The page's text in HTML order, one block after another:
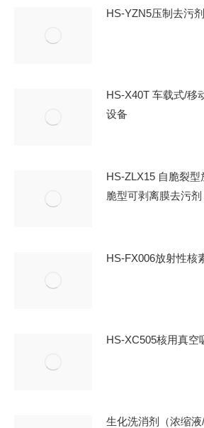
HS-YZN5压制去污
HS-X40T 车载式/移
设备
HS-ZLX15 自脆裂
脆型可剥离膜去污剂
HS-FX006放射性核
HS-XC505核用真空
生化洗消剂（浓缩液/